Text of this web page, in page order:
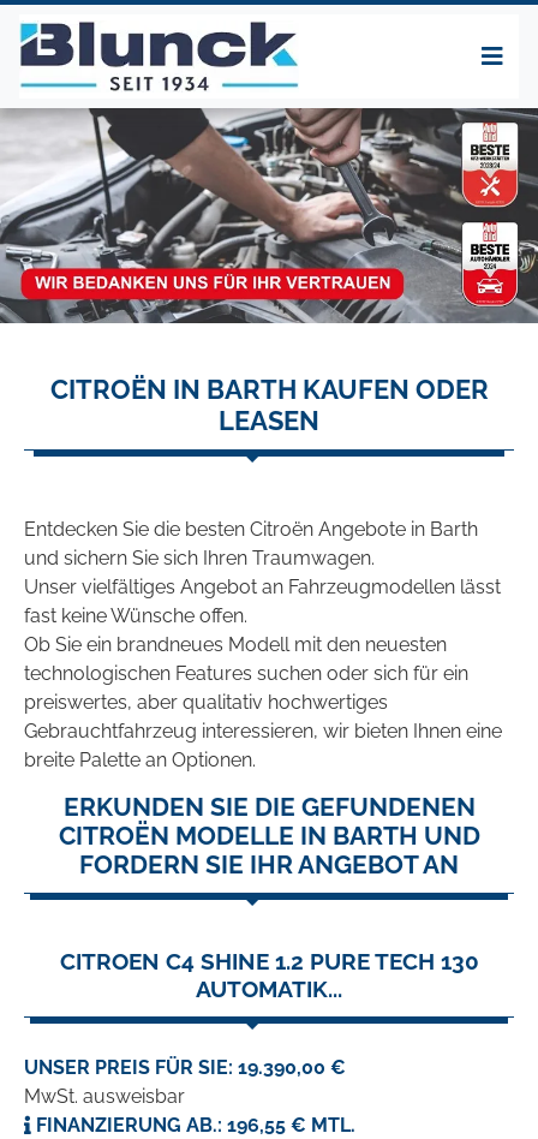
CITROËN IN BARTH KAUFEN ODER
LEASEN
Entdecken Sie die besten Citroën Angebote in Barth
und sichern Sie sich Ihren Traumwagen.
Unser vielfältiges Angebot an Fahrzeugmodellen lässt
fast keine Wünsche offen.
Ob Sie ein brandneues Modell mit den neuesten
technologischen Features suchen oder sich für ein
preiswertes, aber qualitativ hochwertiges
Gebrauchtfahrzeug interessieren, wir bieten Ihnen eine
breite Palette an Optionen.
ERKUNDEN SIE DIE GEFUNDENEN
CITROËN MODELLE IN BARTH UND
FORDERN SIE IHR ANGEBOT AN
CITROEN C4 SHINE 1.2 PURE TECH 130
AUTOMATIK...
UNSER PREIS FÜR SIE: 19.390,00 €
MwSt. ausweisbar
FINANZIERUNG AB.: 196,55 € MTL.